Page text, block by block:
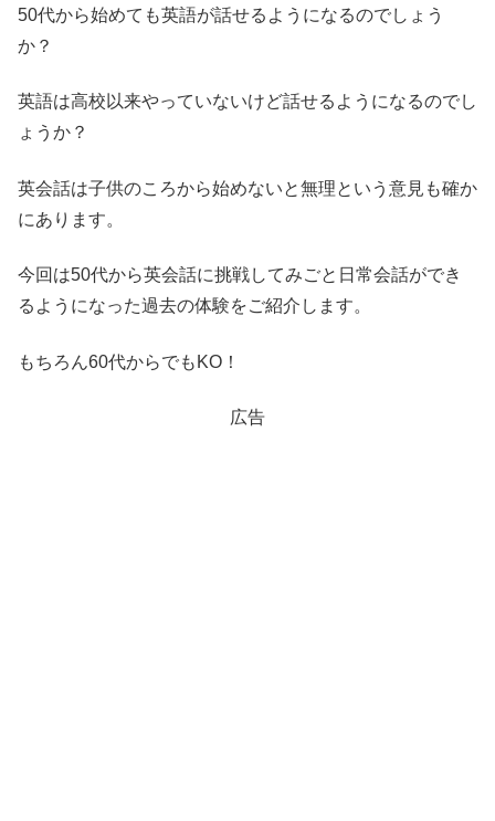
50代から始めても英語が話せるようになるのでしょう
か？
英語は高校以来やっていないけど話せるようになるのでし
ょうか？
英会話は子供のころから始めないと無理という意見も確か
にあります。
今回は50代から英会話に挑戦してみごと日常会話ができ
るようになった過去の体験をご紹介します。
もちろん60代からでもKO！
広告